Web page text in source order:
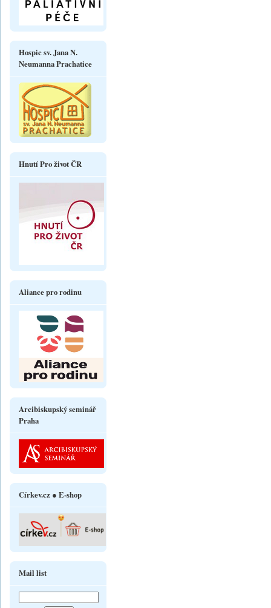
Hospic sv. Jana N.
Neumanna Prachatice
Hnutí Pro život ČR
Aliance pro rodinu
Arcibiskupský seminář
Praha
Církev.cz ● E-shop
Mail list